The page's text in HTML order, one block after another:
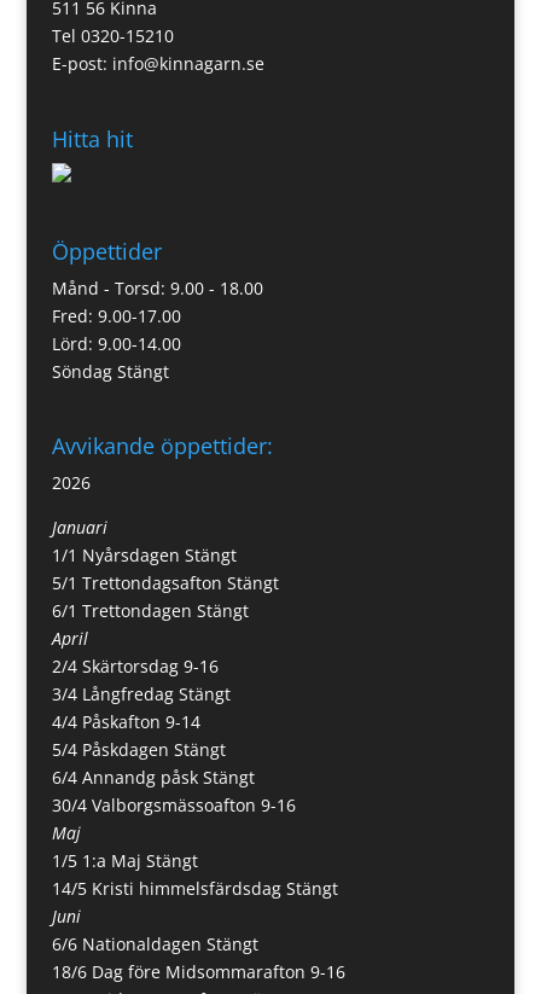
511 56 Kinna
Tel 0320-15210
E-post: info@kinnagarn.se
Hitta hit
Öppettider
Månd - Torsd: 9.00 - 18.00
Fred: 9.00-17.00
Lörd: 9.00-14.00
Söndag Stängt
Avvikande öppettider:
2026
Januari
1/1 Nyårsdagen Stängt
5/1 Trettondagsafton Stängt
6/1 Trettondagen Stängt
April
2/4 Skärtorsdag 9-16
3/4 Långfredag Stängt
4/4 Påskafton 9-14
5/4 Påskdagen Stängt
6/4 Annandg påsk Stängt
30/4 Valborgsmässoafton 9-16
Maj
1/5 1:a Maj Stängt
14/5 Kristi himmelsfärdsdag Stängt
Juni
6/6 Nationaldagen Stängt
18/6 Dag före Midsommarafton 9-16